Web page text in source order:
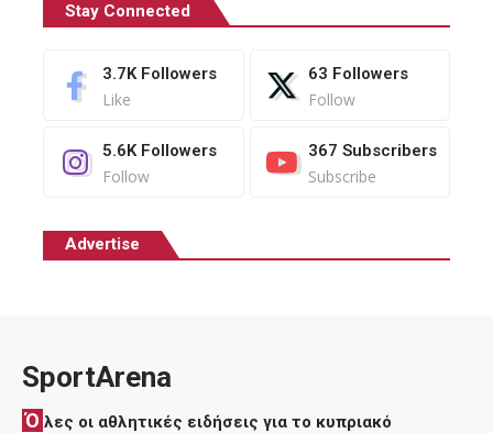
Stay Connected
3.7K Followers
Like
63 Followers
Follow
5.6K Followers
Follow
367 Subscribers
Subscribe
Advertise
SportArena
Ό λες οι αθλητικές ειδήσεις για το κυπριακό